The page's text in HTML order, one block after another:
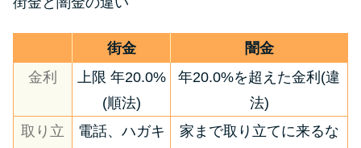
街金
闇金
金利
上限 年20.0%
(順法)
年20.0%を超えた金利(違
法)
取り立
電話、ハガキ
家まで取り立てに来るな